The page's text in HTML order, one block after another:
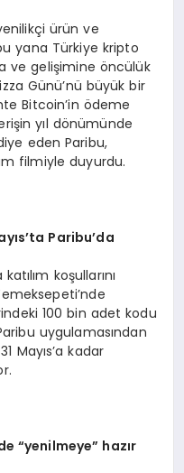
ürün ve
yana Türkiye kripto
ve gelişimine öncülük
Günü’nü büyük bir
Bitcoin’in ödeme
yıl dönümünde
eden Paribu,
filmiyle duyurdu.
ıs’ta Paribu’da
koşullarını
100 bin adet kodu
uygulamasından
Mayıs’a kadar
“yenilmeye” hazır